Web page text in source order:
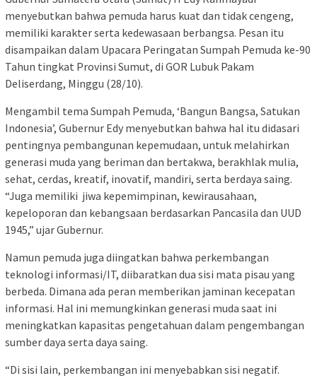
menyebutkan bahwa pemuda harus kuat dan tidak cengeng,
memiliki karakter serta kedewasaan berbangsa. Pesan itu
disampaikan dalam Upacara Peringatan Sumpah Pemuda ke-90
Tahun tingkat Provinsi Sumut, di GOR Lubuk Pakam
Deliserdang, Minggu (28/10).
Mengambil tema Sumpah Pemuda, ‘Bangun Bangsa, Satukan
Indonesia’, Gubernur Edy menyebutkan bahwa hal itu didasari
pentingnya pembangunan kepemudaan, untuk melahirkan
generasi muda yang beriman dan bertakwa, berakhlak mulia,
sehat, cerdas, kreatif, inovatif, mandiri, serta berdaya saing.
“Juga memiliki jiwa kepemimpinan, kewirausahaan,
kepeloporan dan kebangsaan berdasarkan Pancasila dan UUD
1945,” ujar Gubernur.
Namun pemuda juga diingatkan bahwa perkembangan
teknologi informasi/IT, diibaratkan dua sisi mata pisau yang
berbeda. Dimana ada peran memberikan jaminan kecepatan
informasi. Hal ini memungkinkan generasi muda saat ini
meningkatkan kapasitas pengetahuan dalam pengembangan
sumber daya serta daya saing.
“Di sisi lain, perkembangan ini menyebabkan sisi negatif.